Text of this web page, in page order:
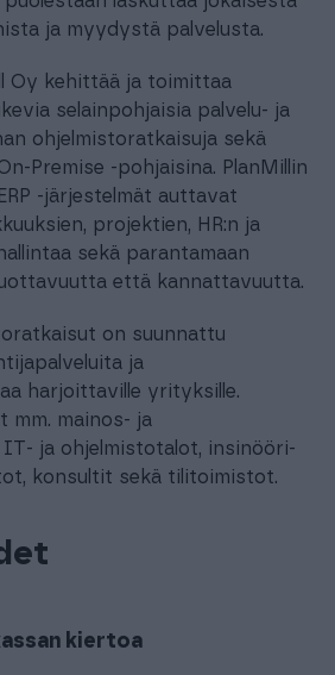
ja myydystä palvelusta.
Oy kehittää ja toimittaa
selainpohjaisia palvelu- ja
ohjelmistoratkaisuja sekä
Premise -pohjaisina. PlanMillin
-järjestelmät auttavat
projektien, HR:n ja
sekä parantamaan
että kannattavuutta.
on suunnattu
ja
harjoittaville yrityksille.
mm. mainos- ja
ja ohjelmistotalot, insinööri-
konsultit sekä tilitoimistot.
kiertoa